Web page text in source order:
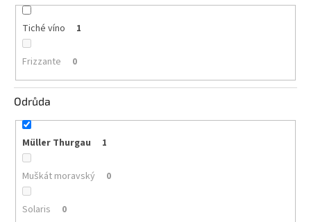
k
vínu
BiB
-
větší
Ostatní
vína
Značky
Tiché víno 1
Frizzante 0
Odrůda
Müller Thurgau 1
Muškát moravský 0
Solaris 0